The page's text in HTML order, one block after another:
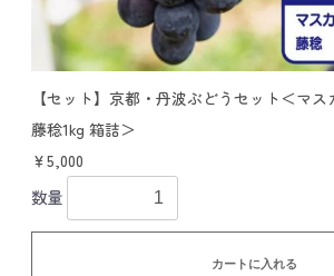
【セット】京都・丹波ぶどうセット＜マス
藤稔1kg 箱詰＞
￥5,000
数量
カートに入れる